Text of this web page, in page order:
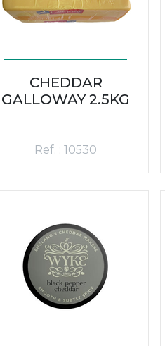
CHEDDAR
GALLOWAY 2.5KG
Ref. : 10530